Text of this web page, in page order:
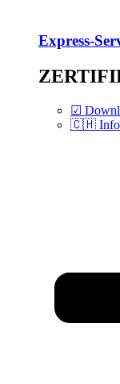
Express-
☑
🇨🇭 Infos